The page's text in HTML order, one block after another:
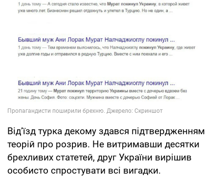
Відʼїзд турка декому здався підтвердженням
теорій про розрив. Не витримавши десятки
брехливих статетей, друг України вирішив
особисто спростувати всі вигадки.